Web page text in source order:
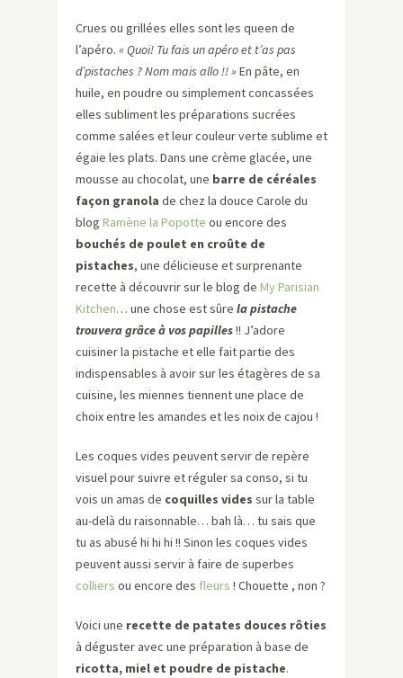
Crues ou grillées elles sont les queen de
l’apéro. « Quoi! Tu fais un apéro et t’as pas
d’pistaches ? Nom mais allo !! »En pâte, en
huile, en poudre ou simplement concassées
elles subliment les préparations sucrées
comme salées et leur couleur verte sublime et
égaie les plats. Dans une crème glacée, une
mousse au chocolat, une barre de céréales
façon granola de chez la douce Carole du
blog Ramène la Popotte ou encore des
bouchés de poulet en croûte de
pistaches, une délicieuse et surprenante
recette à découvrir sur le blog de My Parisian
Kitchen… une chose est sûre la pistache
trouvera grâce à vospapilles!! J’adore
cuisiner la pistache et elle fait partie des
indispensables à avoir sur les étagères de sa
cuisine, les miennes tiennent une place de
choix entre les amandes et les noix de cajou !
Les coques vides peuvent servir de repère
visuel pour suivre et réguler sa conso, si tu
vois un amas de coquilles vides sur la table
au-delà du raisonnable… bah là… tu sais que
tu as abusé hi hi hi !! Sinon les coques vides
peuvent aussi servir à faire de superbes
colliers ou encore des fleurs ! Chouette , non ?
Voici une recette de patates douces rôties
à déguster avec une préparation à base de
ricotta, miel et poudre de pistache.